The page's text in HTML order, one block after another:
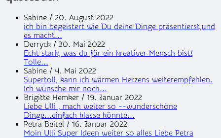
Sabine / 20. August 2022
ich bin begeistert wie Du deine Dinge präsentierst,und
es macht...
Derryck / 30. Mai 2022
Echt stark, was du für ein kreativer Mensch bist!
Tolle...
Sabine / 4. Mai 2022
Supertoll, kann ich wärmen Herzens weiterempfehlen.
Ich wünsche mir noch...
Brigitte Hemker / 19. Januar 2022
Liebe Ulli , mach weiter so --wunderschöne
Dinge...einfach klasse könnte...
Petra Beitel / 16. Januar 2022
Moin Ulli Super Ideen weiter so alles Liebe Petra